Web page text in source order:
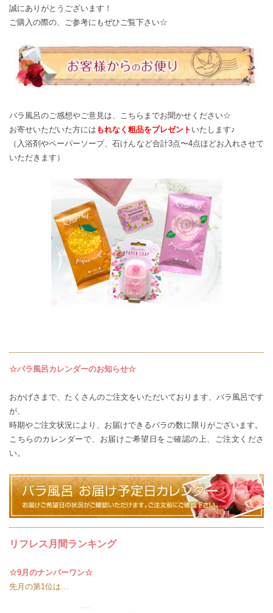
誠にありがとうございます！
ご購入の際の、ご参考にもぜひご覧下さい☆
バラ風呂のご感想やご意見は、 こちら までお聞かせください☆
お寄せいただいた方には もれなく粗品をプレゼント いたします♪
（入浴剤やペーパーソープ、石けんなど合計3点〜4点ほどお入れさせて
いただきます）
☆バラ風呂カレンダーのお知らせ☆
おかげさまで、たくさんのご注文をいただいております、バラ風呂です
が、
時期やご注文状況により、お届けできるバラの数に限りがございます。
こちらのカレンダーで、お届けご希望日をご確認の上、ご注文くださ
い。
リフレス月間ランキング
☆9月のナンバーワン☆
先月の第1位は…